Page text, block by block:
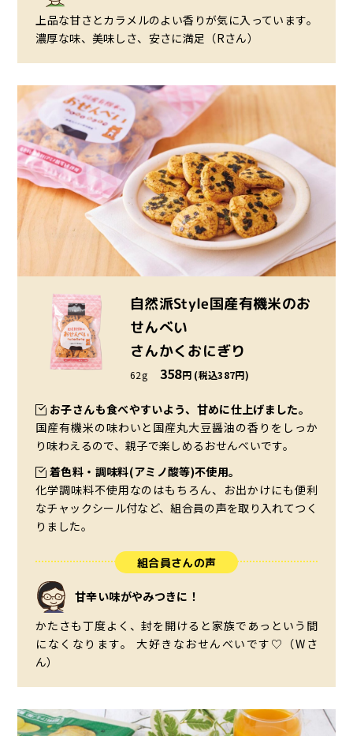
上品な甘さとカラメルのよい香りが気に入っています。
濃厚な味、美味しさ、安さに満足（Rさん）
自然派Style国産有機米のお
せんべい
さんかくおにぎり
62g 358円 (税込387円)
お子さんも食べやすいよう、甘めに仕上げました。
国産有機米の味わいと国産丸大豆醤油の香りをしっか
り味わえるので、親子で楽しめるおせんべいです。
着色料・調味料(アミノ酸等)不使用。
化学調味料不使用なのはもちろん、お出かけにも便利
なチャックシール付など、組合員の声を取り入れてつく
りました。
組合員さんの声
甘辛い味がやみつきに！
かたさも丁度よく、封を開けると家族であっという間
になくなります。 大好きなおせんべいです♡（Wさ
ん）